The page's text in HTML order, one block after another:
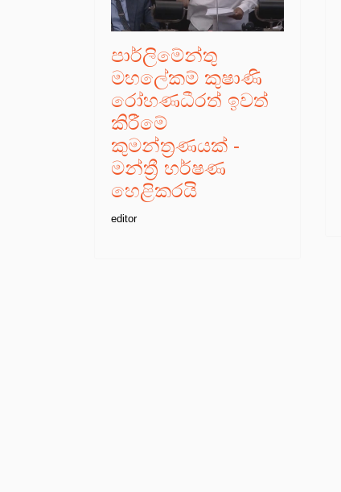
පාර්ලිමේන්තු
මහලේකම් කුෂාණි
රෝහණධීරත් ඉවත්
කිරීමේ
කුමන්ත්‍රණයක් -
මන්ත්‍රී හර්ෂණ
හෙළිකරයි
editor